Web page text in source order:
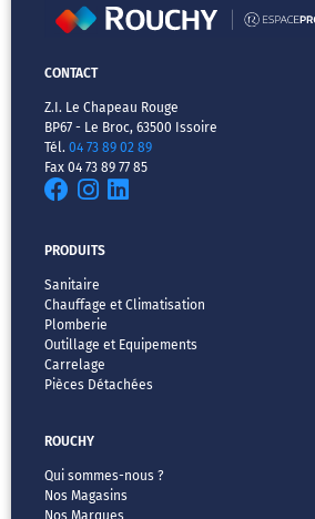
CONTACT
Z.I. Le Chapeau Rouge
BP67 - Le Broc, 63500 Issoire
Tél. 04 73 89 02 89
Fax 04 73 89 77 85
PRODUITS
Sanitaire
Chauffage et Climatisation
Plomberie
Outillage et Equipements
Carrelage
Pièces Détachées
ROUCHY
Qui sommes-nous ?
Nos Magasins
Nos Marques